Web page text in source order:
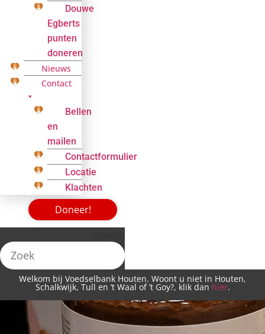
Douwe
Egberts
punten
doneren
Nieuws
Contact
Bellen
en
mailen
Contactformulier
Locatie
Klachten
Doneer!
Welkom bij Voedselbank Houten. Woont u niet in Houten,
Schalkwijk, Tull en ’t Waal of ’t Goy?, klik dan hier.